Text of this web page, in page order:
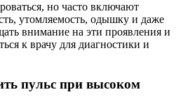
но часто включают
утомляемость, одышку и даже
внимание на эти проявления и
к врачу для диагностики и
пульс при высоком